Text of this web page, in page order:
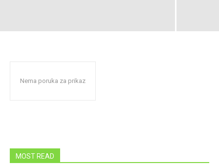
Nema poruka za prikaz
MOST READ